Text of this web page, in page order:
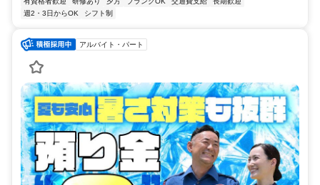
週2・3日からOK
シフト制
アルバイト・パート